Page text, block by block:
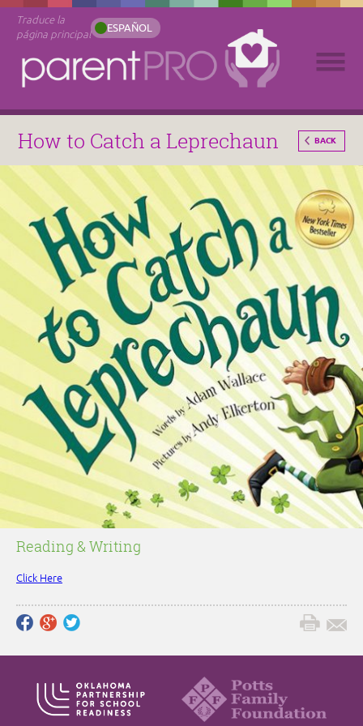
Traduce la
página principal
ESPAÑOL
How to Catch a Leprechaun BACK
Reading & Writing
Click Here